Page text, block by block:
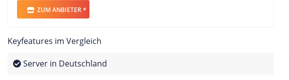
ZUM ANBIETER *
Keyfeatures im Vergleich
Server in Deutschland